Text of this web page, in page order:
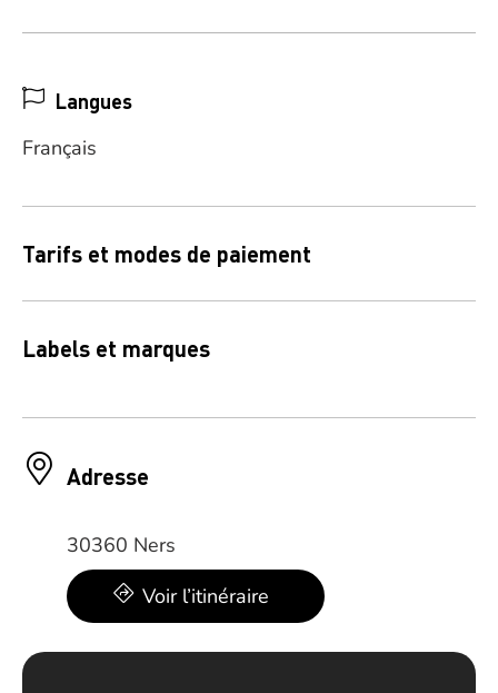
Langues
Français
Tarifs et modes de paiement
Labels et marques
Adresse
30360 Ners
Voir l’itinéraire